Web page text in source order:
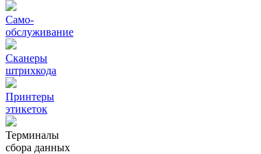
Само-
обслуживание
Сканеры
штрихкода
Принтеры
этикеток
Терминалы
сбора данных